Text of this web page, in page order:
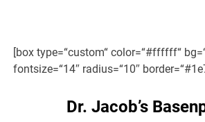
[box type=“custom“ color=“#ffffff“
fontsize=“14″ radius=“10″
Dr. Jacob’s